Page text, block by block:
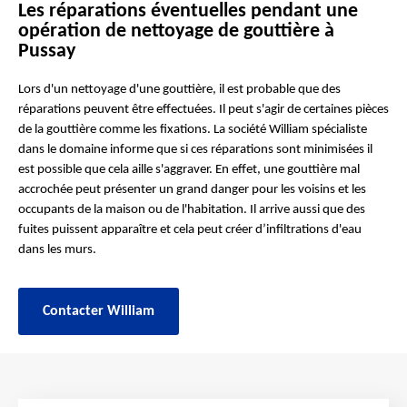
Les réparations éventuelles pendant une
opération de nettoyage de gouttière à
Pussay
Lors d'un nettoyage d'une gouttière, il est probable que des
réparations peuvent être effectuées. Il peut s'agir de certaines pièces
de la gouttière comme les fixations. La société William spécialiste
dans le domaine informe que si ces réparations sont minimisées il
est possible que cela aille s'aggraver. En effet, une gouttière mal
accrochée peut présenter un grand danger pour les voisins et les
occupants de la maison ou de l'habitation. Il arrive aussi que des
fuites puissent apparaître et cela peut créer d’infiltrations d'eau
dans les murs.
Contacter William